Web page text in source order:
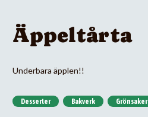
Äppeltårta
Underbara äpplen!!
Desserter Bakverk Grönsaker